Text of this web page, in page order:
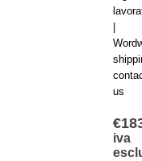
us
€
iva